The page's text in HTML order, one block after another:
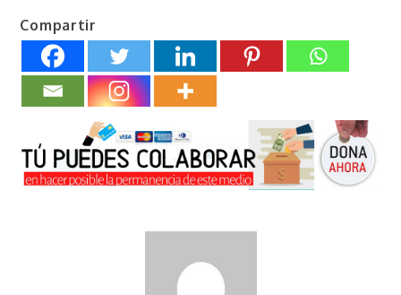
Compartir